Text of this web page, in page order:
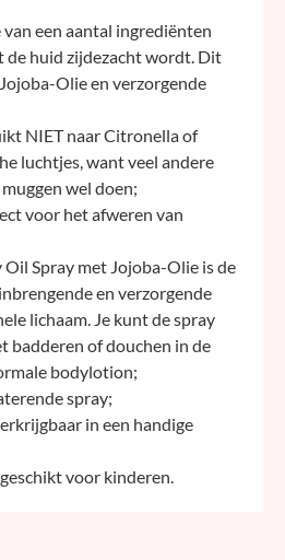
een aantal ingrediënten
de huid zijdezacht wordt. Dit
Olie en verzorgende
NIET naar Citronella of
luchtjes, want veel andere
wel doen;
voor het afweren van
Oil Spray met Jojoba-Olie is de
en verzorgende
lichaam. Je kunt de spray
badderen of douchen in de
bodylotion;
spray;
in een handige
voor kinderen.